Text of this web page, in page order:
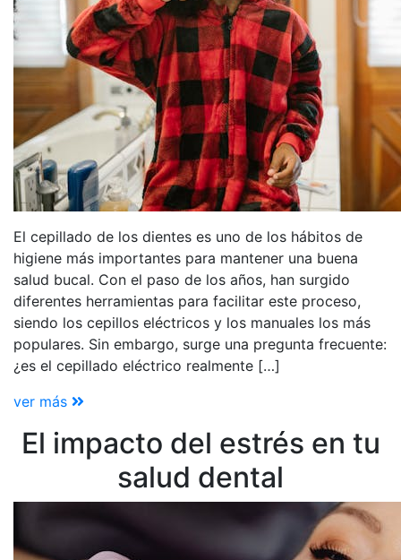
El cepillado de los dientes es uno de los hábitos de
higiene más importantes para mantener una buena
salud bucal. Con el paso de los años, han surgido
diferentes herramientas para facilitar este proceso,
siendo los cepillos eléctricos y los manuales los más
populares. Sin embargo, surge una pregunta frecuente:
¿es el cepillado eléctrico realmente […]
ver más
El impacto del estrés en tu
salud dental